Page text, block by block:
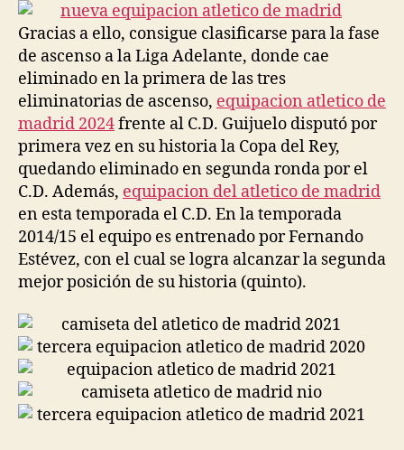
Gracias a ello, consigue clasificarse para la fase
de ascenso a la Liga Adelante, donde cae
eliminado en la primera de las tres
eliminatorias de ascenso, equipacion atletico de
madrid 2024frente al C.D. Guijuelo disputó por
primera vez en su historia la Copa del Rey,
quedando eliminado en segunda ronda por el
C.D. Además, equipacion del atletico de madrid
en esta temporada el C.D. En la temporada
2014/15 el equipo es entrenado por Fernando
Estévez, con el cual se logra alcanzar la segunda
mejor posición de su historia (quinto).